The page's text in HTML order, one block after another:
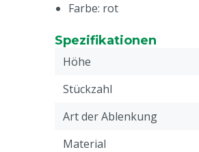
Farbe: rot
Spezifikationen
Höhe
Stückzahl
Art der Ablenkung
Material